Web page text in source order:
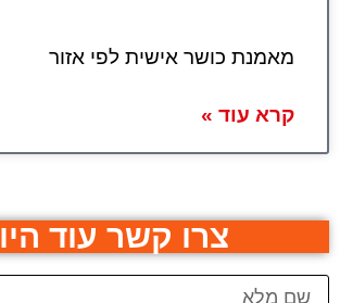
מאמנת כושר אישית לפי אזור
קרא עוד »
צרו קשר עוד